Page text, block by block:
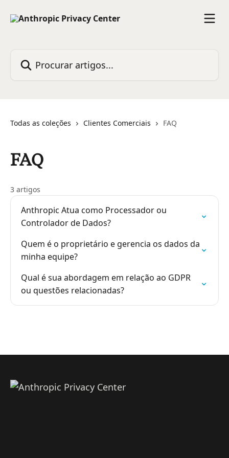
Todas as coleções Clientes Comerciais FAQ
FAQ
3 artigos
Anthropic Atua como Processador ou
Controlador de Dados?
Quem é o proprietário e gerencia os dados da
minha equipe?
Qual é sua abordagem em relação ao GDPR
ou questões relacionadas?